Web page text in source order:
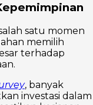
satu momen
memilih
terhadap
, banyak
investasi dalam